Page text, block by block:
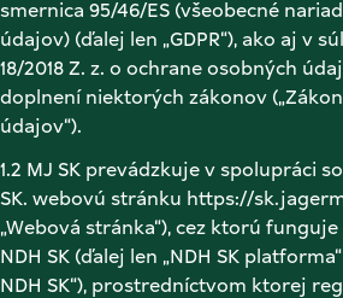
smernica 95/46/ES (všeobecné
údajov) (ďalej len „GDPR“), ako aj v
18/2018 Z. z. o ochrane osobných
doplnení niektorých zákonov
údajov“).
1.2 MJ SK prevádzkuje v spolupráci
SK. webovú stránku https://
„Webová stránka“), cez ktorú
NDH SK (ďalej len „NDH SK
NDH SK“), prostredníctvom ktorej